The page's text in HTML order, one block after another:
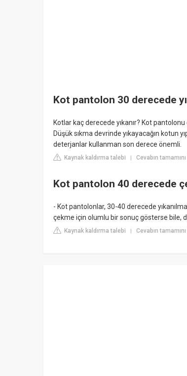
Kot pantolon 30 derecede
Kotlar kaç derecede yıkanır? Kot
Düşük sıkma devrinde yıkayacağın kotun
deterjanlar kullanman son derece önemli.
Kaynak kaldırma talebi | Cevabın
Kot pantolon 40 derecede
- Kot pantolonlar, 30-40 derecede
çekme için olumlu bir sonuç gösterse bile,
Kaynak kaldırma talebi | Cevabın